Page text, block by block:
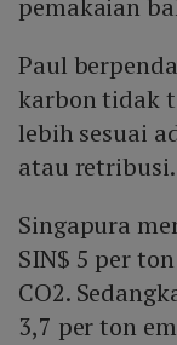
pemakaian
Paul
karbon tidak
lebih sesuai
atau retribusi.
Singapura
SIN$ 5 per
CO2.
3,7 per ton